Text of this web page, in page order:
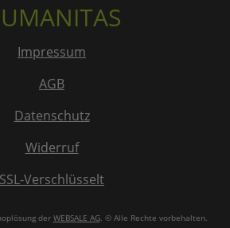
Impressum
AGB
Datenschutz
Widerruf
SSL-Verschlüsselt
der WEBSALE AG. © Alle Rechte vorbehalten.